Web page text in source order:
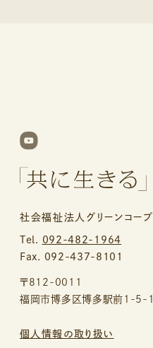
社会福祉法人グリーンコープ
Tel. 092-482-1964
Fax. 092-437-8101
〒812-0011
福岡市博多区博多駅前1-5-1
個人情報の取り扱い